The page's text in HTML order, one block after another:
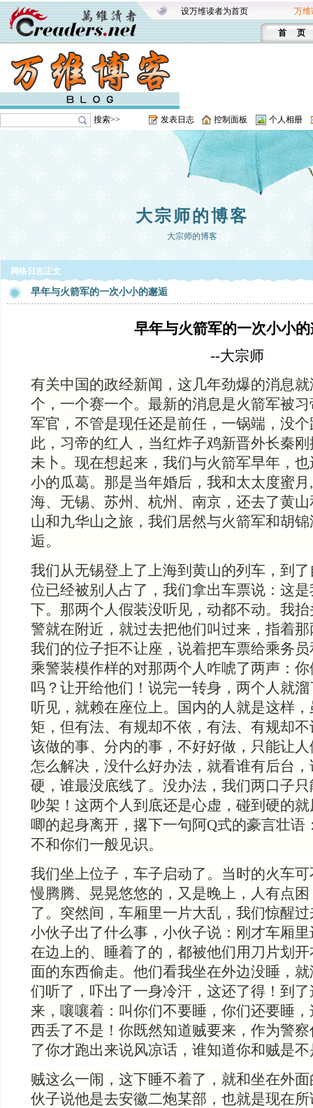
设万维读者为首页 万维
首 页
搜索>> 发表日志 控制面板 个人相册
大宗师的博客
大宗师的博客
网络日志正文
早年与火箭军的一次小小的邂逅
早年与火箭军的一次小小
--大宗师
有关中国的政经新闻，这几年劲爆的消息
个，一个赛一个。最新的消息是火箭军被
军官，不管是现任还是前任，一锅端，没
此，习帝的红人，当红炸子鸡新晋外长秦
未卜。现在想起来，我们与火箭军早年，
小的瓜葛。那是当年婚后，我和太太度蜜月
海、无锡、苏州、杭州、南京，还去了黄
山和九华山之旅，我们居然与火箭军和胡
逅。
我们从无锡登上了上海到黄山的列车，到
位已经被别人占了，我们拿出车票说：这
下。那两个人假装没听见，动都不动。我
警就在附近，就过去把他们叫过来，指着
我们的位子拒不让座，说着把车票给乘务
乘警装模作样的对那两个人咋唬了两声：
吗？让开给他们！说完一转身，两个人就
听见，就赖在座位上。国内的人就是这样
矩，但有法、有规却不依，有法、有规却
该做的事、分内的事，不好好做，只能让
怎么解决，没什么好办法，就看谁有后台
硬，谁最没底线了。没办法，我们两口子
吵架！这两个人到底还是心虚，碰到硬的
唧的起身离开，撂下一句阿Q式的豪言壮语
不和你们一般见识。
我们坐上位子，车子启动了。当时的火车
慢腾腾、晃晃悠悠的，又是晚上，人有点
了。突然间，车厢里一片大乱，我们惊醒
小伙子出了什么事，小伙子说：刚才车厢
在边上的、睡着了的，都被他们用刀片划
面的东西偷走。他们看我坐在外边没睡，
们听了，吓出了一身冷汗，这还了得！到
来，嚷嚷着：叫你们不要睡，你们还要睡
西丢了不是！你既然知道贼要来，作为警
了你才跑出来说风凉话，谁知道你和贼是
贼这么一闹，这下睡不着了，就和坐在外
伙子说他是去安徽二炮某部，也就是现在